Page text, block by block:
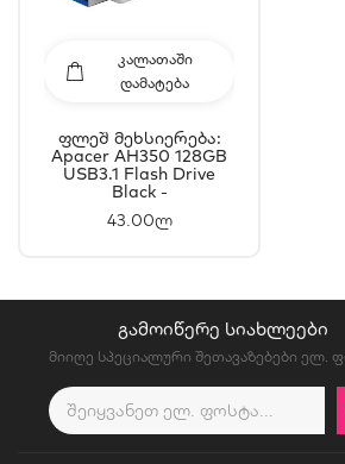
ᲙᲐᲚᲐᲗᲐᲨᲘ
ᲓᲐᲛᲐᲢᲔᲑᲐ
Ფლეშ Მეხსიერება:
Apacer AH350 128GB
USB3.1 Flash Drive
Black -
43.00ლ
ᲒᲐᲛᲝᲘᲬᲔᲠᲔ ᲡᲘᲐᲮᲚᲔᲔᲑᲘ
მიიღე სპეციალური შეთავაზებები ელ.